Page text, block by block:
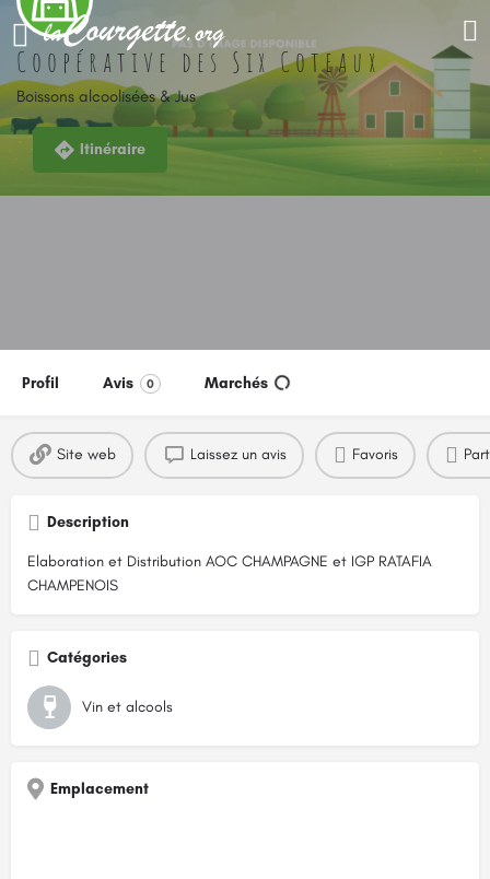
Coopérative des Six Coteaux
Boissons alcoolisées & Jus
Itinéraire
Profil Avis 0 Marchés
Site web Laissez un avis Favoris
Description
Elaboration et Distribution AOC CHAMPAGNE et IGP RATAFIA
CHAMPENOIS
Catégories
Vin et alcools
Emplacement